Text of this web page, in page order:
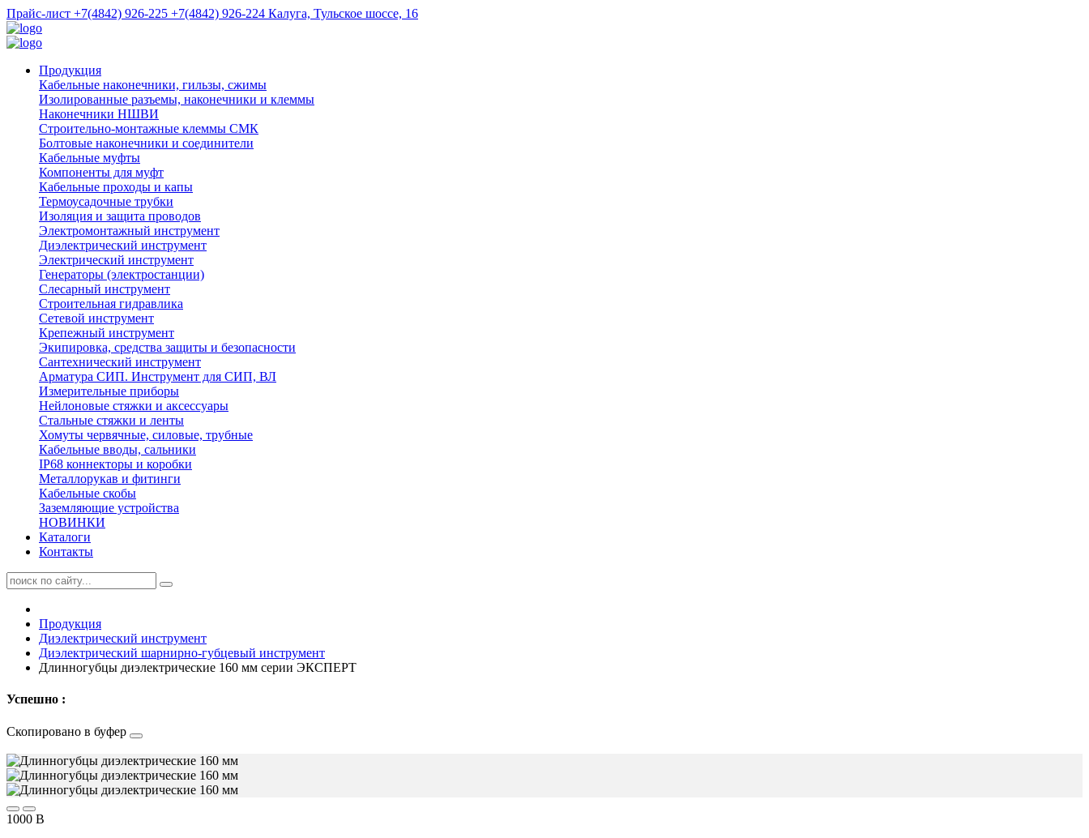
Прайс-лист +7(4842) 926-225 +7(4842) 926-224 Калуга, Тульское шоссе, 16
Продукция
Кабельные наконечники, гильзы, сжимы
Изолированные разъемы, наконечники и клеммы
Наконечники НШВИ
Строительно-монтажные клеммы СМК
Болтовые наконечники и соединители
Кабельные муфты
Компоненты для муфт
Кабельные проходы и капы
Термоусадочные трубки
Изоляция и защита проводов
Электромонтажный инструмент
Диэлектрический инструмент
Электрический инструмент
Генераторы (электростанции)
Слесарный инструмент
Строительная гидравлика
Сетевой инструмент
Крепежный инструмент
Экипировка, средства защиты и безопасности
Сантехнический инструмент
Арматура СИП. Инструмент для СИП, ВЛ
Измерительные приборы
Нейлоновые стяжки и аксессуары
Стальные стяжки и ленты
Хомуты червячные, силовые, трубные
Кабельные вводы, сальники
IP68 коннекторы и коробки
Металлорукав и фитинги
Кабельные скобы
Заземляющие устройства
НОВИНКИ
Каталоги
Контакты
Продукция
Диэлектрический инструмент
Диэлектрический шарнирно-губцевый инструмент
Длинногубцы диэлектрические 160 мм серии ЭКСПЕРТ
Успешно :
Скопировано в буфер
1000 В